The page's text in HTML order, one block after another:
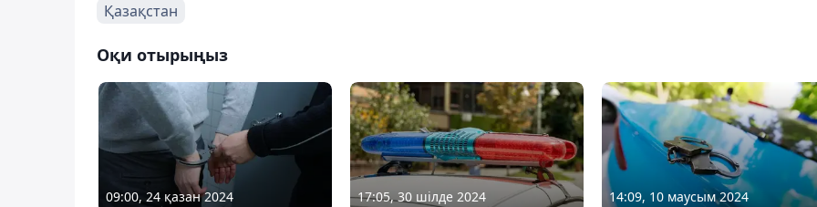
Қазақстан
Оқи отырыңыз
09:00, 24 қазан 2024 17:05, 30 шілде 2024 14:09, 10 маусым 2024